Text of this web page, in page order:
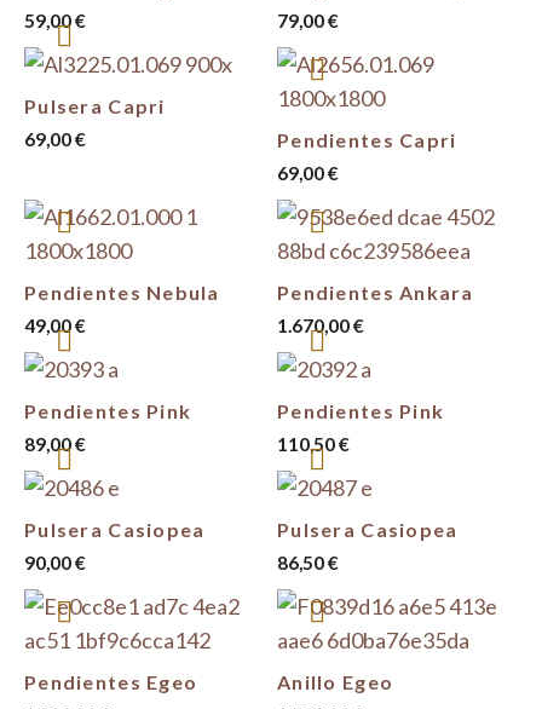
59,00€ 79,00€
Pulsera Capri
69,00€ Pendientes Capri
69,00€
Pendientes Nebula
49,00€
Pendientes Ankara
1.670,00€
Pendientes Pink
89,00€
Pendientes Pink
110,50€
Pulsera Casiopea
90,00€
Pulsera Casiopea
86,50€
Pendientes Egeo Anillo Egeo